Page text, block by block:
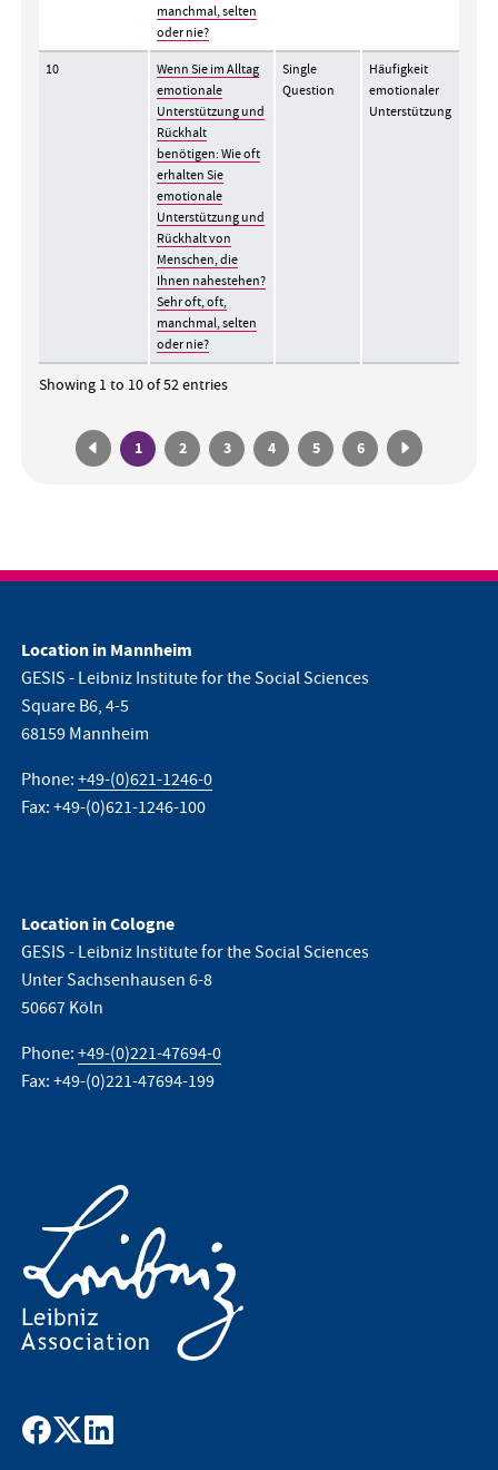
manchmal, selten
oder nie?
10
Wenn Sie im Alltag
emotionale
Unterstützung und
Rückhalt
benötigen: Wie oft
erhalten Sie
emotionale
Unterstützung und
Rückhalt von
Menschen, die
Ihnen nahestehen?
Sehr oft, oft,
manchmal, selten
oder nie?
Single
Question
Häufigkeit
emotionaler
Unterstützung
Showing 1 to 10 of 52 entries
1 2 3 4 5 6
Location in Mannheim
GESIS - Leibniz Institute for the Social Sciences
Square B6, 4-5
68159 Mannheim
Phone:+49-(0)621-1246-0
Fax: +49-(0)621-1246-100
Location in Cologne
GESIS - Leibniz Institute for the Social Sciences
Unter Sachsenhausen 6-8
50667 Köln
Phone:+49-(0)221-47694-0
Fax: +49-(0)221-47694-199